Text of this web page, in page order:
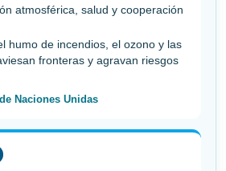
atmosférica, salud y cooperación
humo de incendios, el ozono y las
fronteras y agravan riesgos
Naciones Unidas